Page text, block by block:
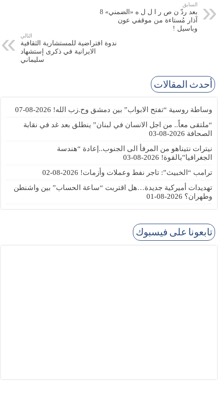
السابق
بعد ردّ ن ص ر ا ل ل ه «الضمني» 8
آذار مُستاءة من موقفي عون
وباسيل !
التالي
ندوة افتراضية للمستشارية الثقافية
الايرانية في ذكرى إستشهاد
سليماني
أحدث المقالات
وساطة روسية “تفتح الابواب” بين دمشق وح.زب الله! 2026-08-07
“ملتقى معاً.. من اجل الانسان في لبنان” ينطلق بعد غد في نقابة
الصحافة 2026-08-03
نيترات نتيناهو من المرفأ الى الجنوب..إعادة “هندسة
الجغرافيا”بالقوة! 2026-08-03
ترامب “الخبيث”: تاجر نفط وعملات وأزمات! 2026-08-02
تهديدات أميركية جديدة…هل اقتربت “ساعة الحساب” بين واشنطن
وطهران؟ 2026-08-01
تابعونا على فيسبوك